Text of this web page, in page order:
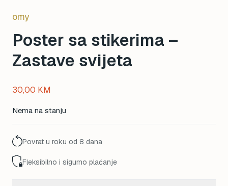
omy
Poster sa stikerima –
Zastave svijeta
30,00 KM
Nema na stanju
Povrat u roku od 8 dana
Fleksibilno i sigurno plaćanje